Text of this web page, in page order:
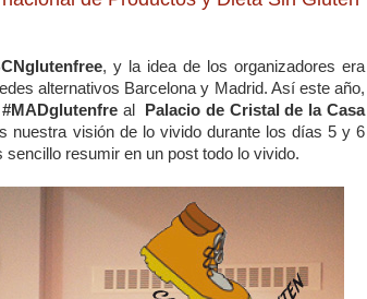
, y la idea de los organizadores era
alternativos Barcelona y Madrid. Así este año,
al
Palacio de Cristal de la Casa
nuestra visión de lo vivido durante los días 5 y 6
resumir en un post todo lo vivido.